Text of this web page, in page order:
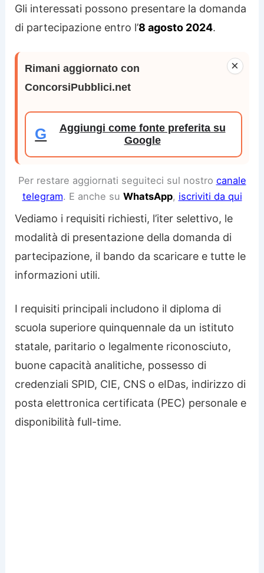
Gli interessati possono presentare la domanda
di partecipazione entro l’8 agosto 2024.
×
Rimani aggiornato con
ConcorsiPubblici.net
G
Aggiungi come fonte preferita su
Google
Per restare aggiornati seguiteci sul nostro canale
telegram. E anche su WhatsApp, iscriviti da qui
Vediamo i requisiti richiesti, l’iter selettivo, le
modalità di presentazione della domanda di
partecipazione, il bando da scaricare e tutte le
informazioni utili.
I requisiti principali includono il diploma di
scuola superiore quinquennale da un istituto
statale, paritario o legalmente riconosciuto,
buone capacità analitiche, possesso di
credenziali SPID, CIE, CNS o eIDas, indirizzo di
posta elettronica certificata (PEC) personale e
disponibilità full-time.